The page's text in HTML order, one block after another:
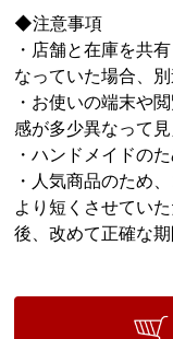
◆注意事項
・店舗と在庫を共
なっていた場合、
・お使いの端末や
感が多少異なって
・ハンドメイドの
・人気商品のため
より短くさせてい
後、改めて正確な